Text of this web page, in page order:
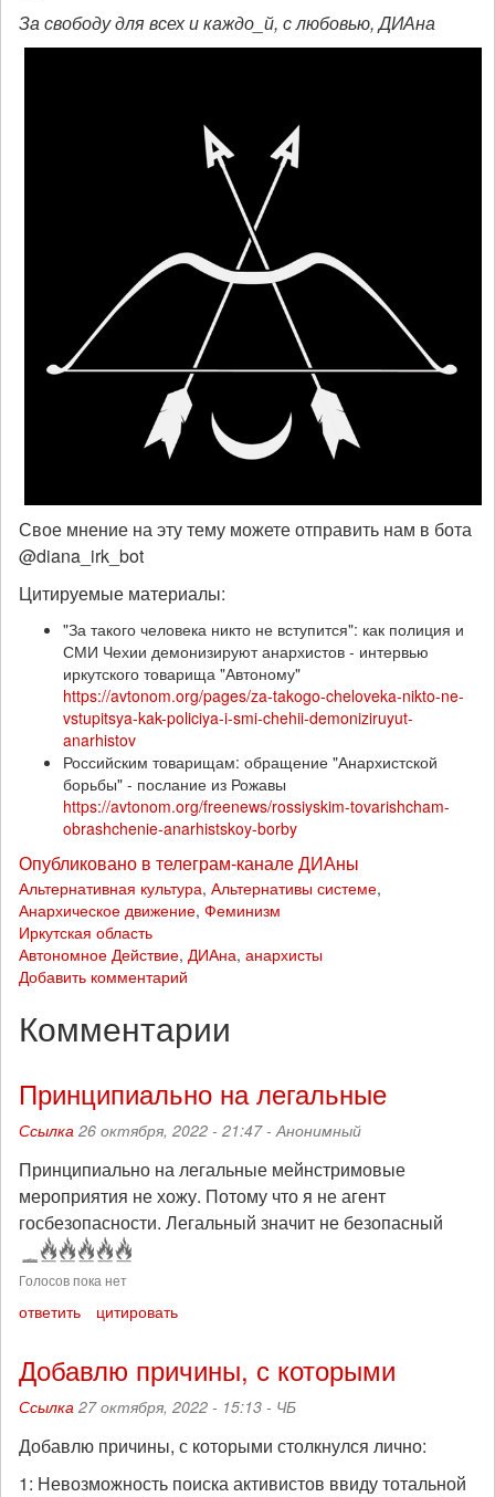
За свободу для всех и каждо_й, с любовью, ДИАна
Свое мнение на эту тему можете отправить нам в бота
@diana_irk_bot
Цитируемые материалы:
"За такого человека никто не вступится": как полиция и
СМИ Чехии демонизируют анархистов - интервью
иркутского товарища "Автоному"
https://avtonom.org/pages/za-takogo-cheloveka-nikto-ne-
vstupitsya-kak-policiya-i-smi-chehii-demoniziruyut-
anarhistov
Российским товарищам: обращение "Анархистской
борьбы" - послание из Рожавы
https://avtonom.org/freenews/rossiyskim-tovarishcham-
obrashchenie-anarhistskoy-borby
Опубликовано в телеграм-канале ДИАны
Альтернативная культура, Альтернативы системе,
Анархическое движение, Феминизм
Иркутская область
Автономное Действие, ДИАна, анархисты
Добавить комментарий
Комментарии
Принципиально на легальные
Ссылка 26 октября, 2022 - 21:47 -Анонимный
Принципиально на легальные мейнстримовые
мероприятия не хожу. Потому что я не агент
госбезопасности. Легальный значит не безопасный
Голосов пока нет
ответить цитировать
Добавлю причины, с которыми
Ссылка 27 октября, 2022 - 15:13 - ЧБ
Добавлю причины, с которыми столкнулся лично:
1: Невозможность поиска активистов ввиду тотальной